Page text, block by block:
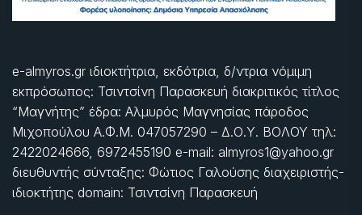
e-almyros.gr ιδιοκτήτρια, εκδότρια, δ/ντρια νόμιμη
εκπρόσωπος: Τσιντσίνη Παρασκευή διακριτικός τίτλος
“Μαγνήτης” έδρα: Αλμυρός Μαγνησίας πάροδος
Μιχοπούλου Α.Φ.Μ. 047057290 – Δ.Ο.Υ. ΒΟΛΟΥ τηλ:
2422024666, 6972455190 e-mail: almyros1@yahoo.gr
διευθυντής σύνταξης: Φώτιος Γαλούσης διαχειριστής-
ιδιοκτήτης domain: Τσιντσίνη Παρασκευή